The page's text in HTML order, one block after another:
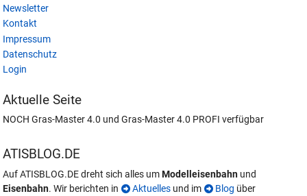
Newsletter
Kontakt
Impressum
Datenschutz
Login
Aktuelle Seite
NOCH Gras-Master 4.0 und Gras-Master 4.0 PROFI verfügbar
ATISBLOG.DE
Auf ATISBLOG.DE dreht sich alles umModelleisenbahn und
Eisenbahn. Wir berichten in Aktuelles und im Blog über